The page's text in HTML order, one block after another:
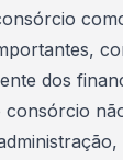
dos
consórcio
,